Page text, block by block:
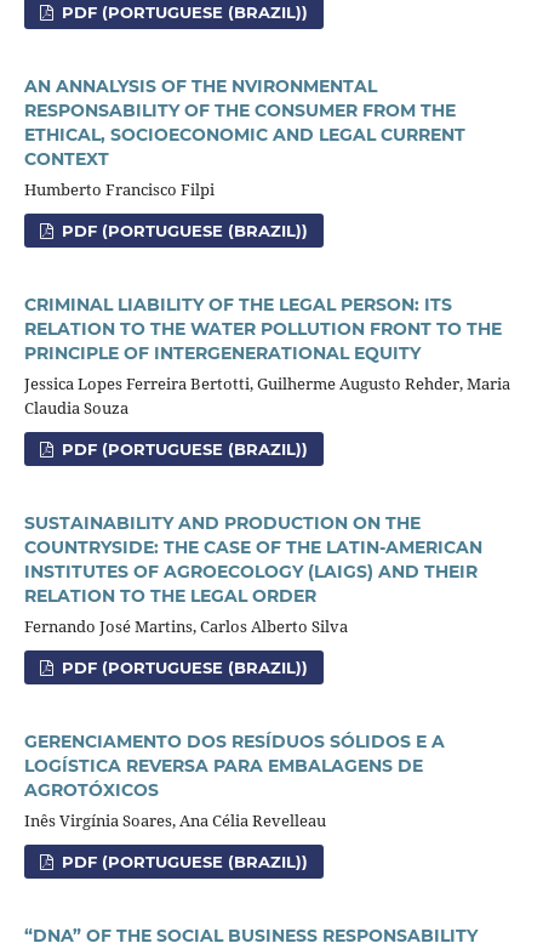
PDF (PORTUGUESE (BRAZIL))
AN ANNALYSIS OF THE NVIRONMENTAL
RESPONSABILITY OF THE CONSUMER FROM THE
ETHICAL, SOCIOECONOMIC AND LEGAL CURRENT
CONTEXT
Humberto Francisco Filpi
PDF (PORTUGUESE (BRAZIL))
CRIMINAL LIABILITY OF THE LEGAL PERSON: ITS
RELATION TO THE WATER POLLUTION FRONT TO THE
PRINCIPLE OF INTERGENERATIONAL EQUITY
Jessica Lopes Ferreira Bertotti, Guilherme Augusto Rehder, Maria
Claudia Souza
PDF (PORTUGUESE (BRAZIL))
SUSTAINABILITY AND PRODUCTION ON THE
COUNTRYSIDE: THE CASE OF THE LATIN-AMERICAN
INSTITUTES OF AGROECOLOGY (LAIGS) AND THEIR
RELATION TO THE LEGAL ORDER
Fernando José Martins, Carlos Alberto Silva
PDF (PORTUGUESE (BRAZIL))
GERENCIAMENTO DOS RESÍDUOS SÓLIDOS E A
LOGÍSTICA REVERSA PARA EMBALAGENS DE
AGROTÓXICOS
Inês Virgínia Soares, Ana Célia Revelleau
PDF (PORTUGUESE (BRAZIL))
“DNA” OF THE SOCIAL BUSINESS RESPONSABILITY